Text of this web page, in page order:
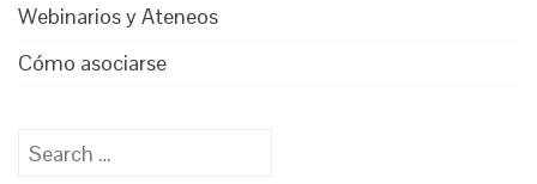
Webinarios y Ateneos
Cómo asociarse
Search